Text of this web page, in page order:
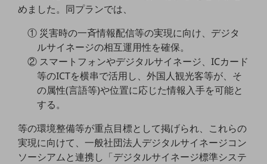
職場環境整備
地域共創・地方創生
セキュリティ対策
顧客体験（CX）改善
自動化・省電化
めました。同プランでは、
① 災害時の一斉情報配信等の実現に向け、デジタ
ルサイネージの相互運用性を確保。
② スマートフォンやデジタルサイネージ、ICカード
等のICTを横串で活用し、外国人観光客等が、そ
の属性(言語等)や位置に応じた情報入手を可能と
する。
等の環境整備等が重点目標として掲げられ、これらの
実現に向けて、一般社団法人デジタルサイネージコン
ソーシアムと連携し「デジタルサイネージ標準システ